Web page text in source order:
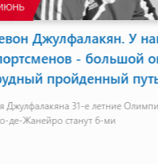
"Бронзовой
поединка с грузинским и